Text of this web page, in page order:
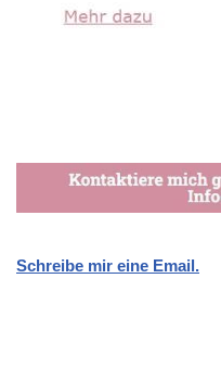
Schreibe mir eine Email.